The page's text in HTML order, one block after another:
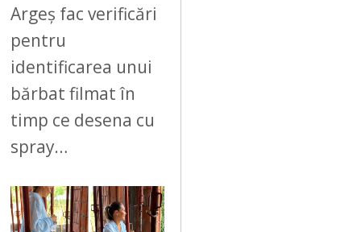
Argeș fac verificări
pentru
identificarea unui
bărbat filmat în
timp ce desena cu
spray…